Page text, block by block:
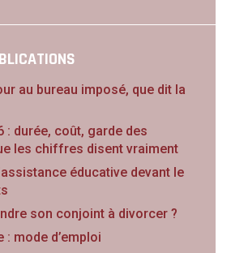
au bureau imposé, que dit la
: durée, coût, garde des
les chiffres disent vraiment
éducative devant le
son conjoint à divorcer ?
: mode d’emploi